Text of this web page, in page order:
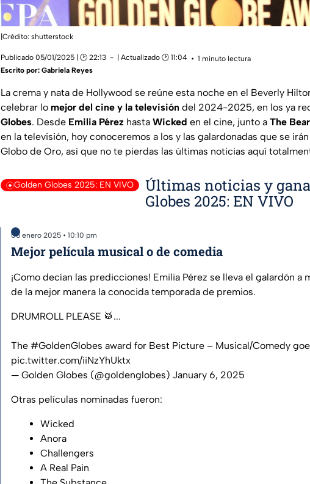
|Crédito: shutterstock
Publicado 05/01/2025 | 🕑 22:13 | Actualizado 🕑 11:04
1 minuto lectura
Escrito por: Gabriela Reyes
La crema y nata de Hollywood se reúne esta noche en el Beverly
celebrar lo mejor del cine y la televisión del 2024-2025, en los ya
Globes. Desde Emilia Pérez hasta Wicked en el cine, junto a The Bear
en la televisión, hoy conoceremos a los y las galardonadas que se
Globo de Oro, así que no te pierdas las últimas noticias aquí
Golden Globes 2025: EN VIVO
Últimas noticias y
Globes 2025: EN VIVO
05 enero 2025 • 10:10 pm
Mejor película musical o de comedia
¡Como decían las predicciones! Emilia Pérez se lleva el galardón
de la mejor manera la conocida temporada de premios.
DRUMROLL PLEASE 🥁...
The #GoldenGlobes award for Best Picture – Musical/Comedy
pic.twitter.com/iiNzYhUktx
— Golden Globes (@goldenglobes) January 6, 2025
Otras películas nominadas fueron:
Wicked
Anora
Challengers
A Real Pain